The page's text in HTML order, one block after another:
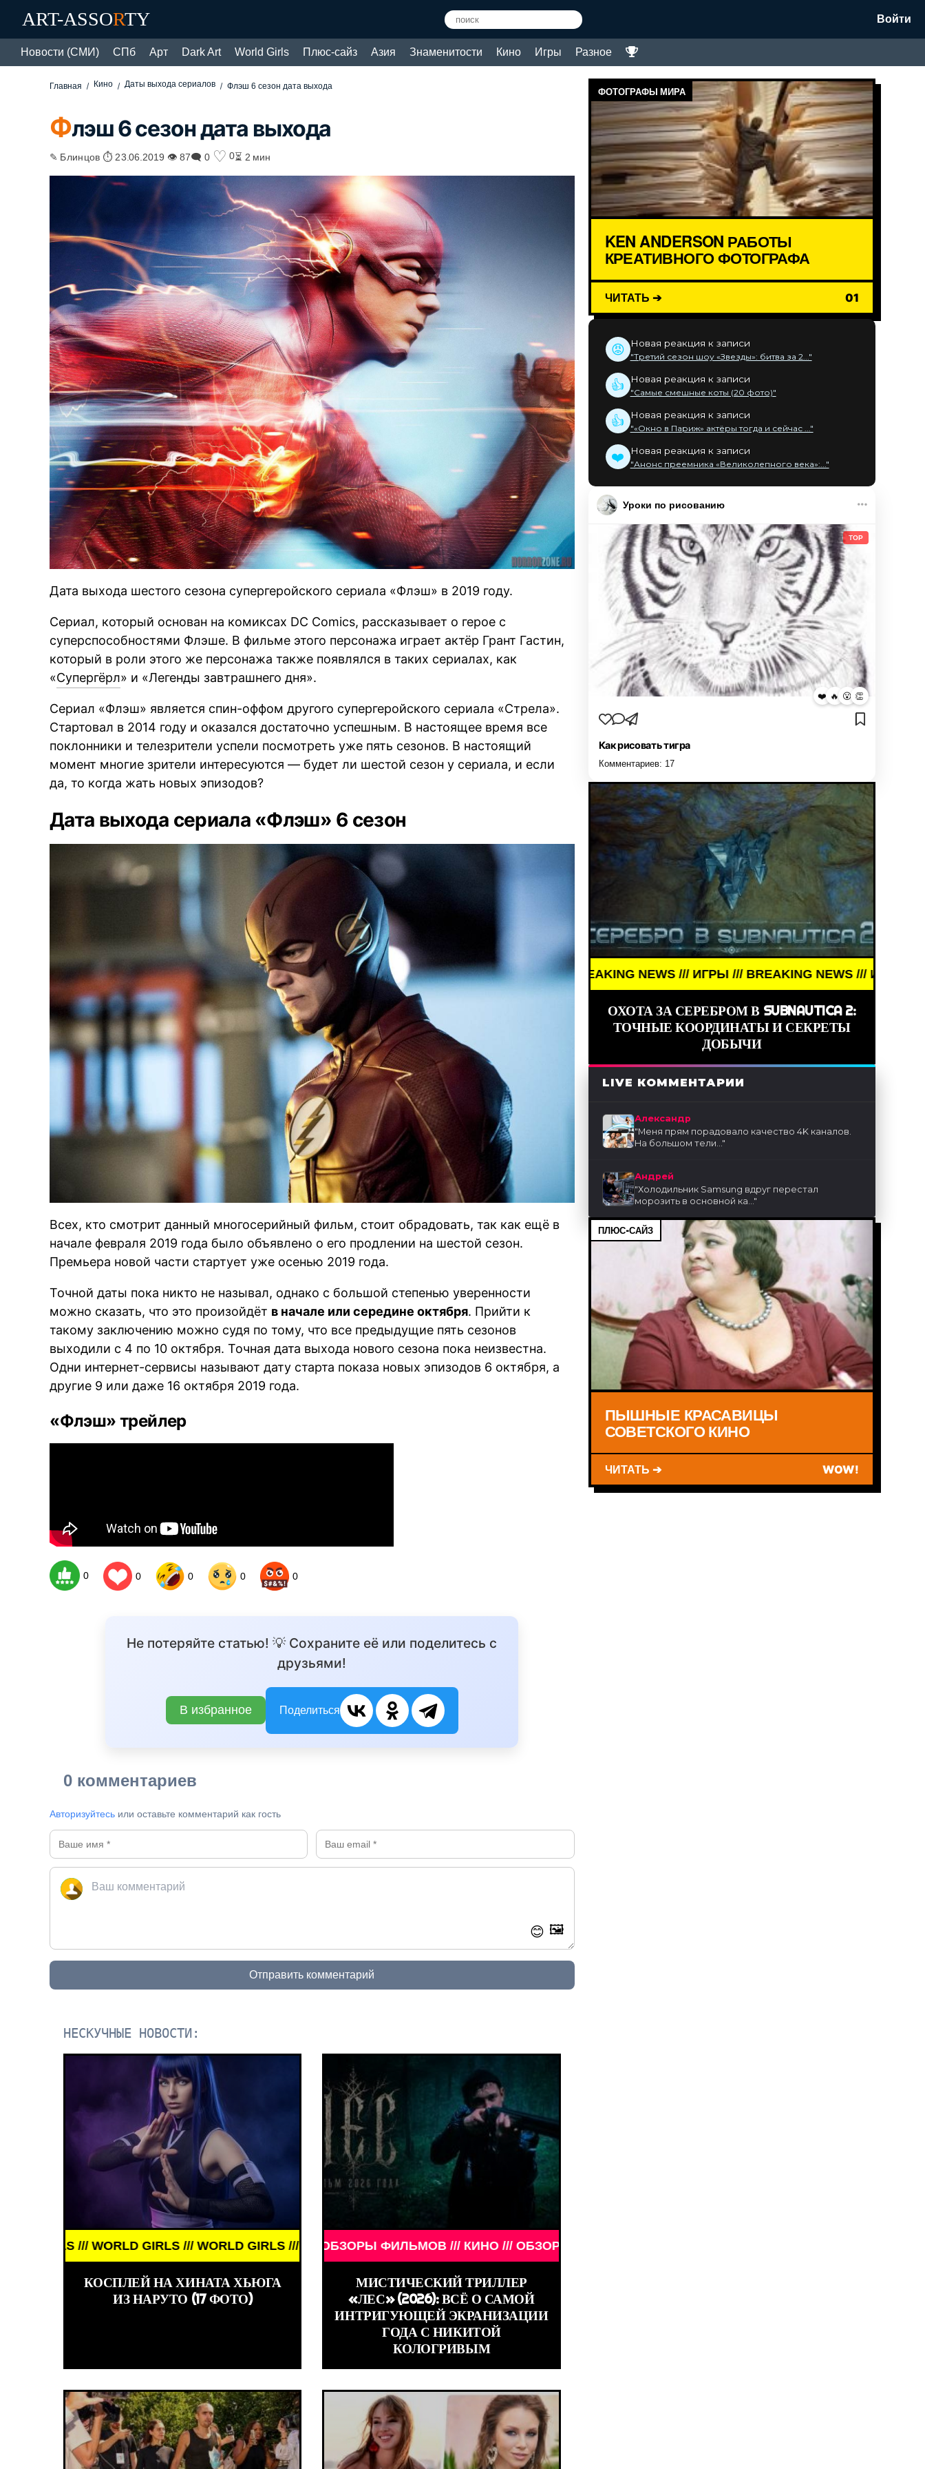
ART-ASSORTY Войти
Новости (СМИ) СПб Арт Dark Art World Girls Плюс-сайз Азия Знаменитости Кино Игры Разное
Главная Кино Даты выхода сериалов Флэш 6 сезон дата выхода
Флэш 6 сезон дата выхода
✎ Блинцов ⏱ 23.06.2019 👁 87🗨 0 ♡ 0⏳ 2 мин
Дата выхода шестого сезона супергеройского сериала «Флэш» в 2019 году.
Сериал, который основан на комиксах DC Comics, рассказывает о герое с
суперспособностями Флэше. В фильме этого персонажа играет актёр Грант Гастин,
который в роли этого же персонажа также появлялся в таких сериалах, как
«Супергёрл» и «Легенды завтрашнего дня».
Сериал «Флэш» является спин-оффом другого супергеройского сериала «Стрела».
Стартовал в 2014 году и оказался достаточно успешным. В настоящее время все
поклонники и телезрители успели посмотреть уже пять сезонов. В настоящий
момент многие зрители интересуются — будет ли шестой сезон у сериала, и если
да, то когда жать новых эпизодов?
Дата выхода сериала «Флэш» 6 сезон
Всех, кто смотрит данный многосерийный фильм, стоит обрадовать, так как ещё в
начале февраля 2019 года было объявлено о его продлении на шестой сезон.
Премьера новой части стартует уже осенью 2019 года.
Точной даты пока никто не называл, однако с большой степенью уверенности
можно сказать, что это произойдёт в начале или середине октября. Прийти к
такому заключению можно судя по тому, что все предыдущие пять сезонов
выходили с 4 по 10 октября. Точная дата выхода нового сезона пока неизвестна.
Одни интернет-сервисы называют дату старта показа новых эпизодов 6 октября, а
другие 9 или даже 16 октября 2019 года.
«Флэш» трейлер
0 0 0 0 0
Не потеряйте статью! 💡 Сохраните её или поделитесь с
друзьями!
В избранное Поделиться
0 комментариев
Авторизуйтесь или оставьте комментарий как гость
😊 🖼️
Отправить комментарий
НЕСКУЧНЫЕ НОВОСТИ:
WORLD GIRLS /// WORLD GIRLS /// WORLD GIRLS ///
КОСПЛЕЙ НА ХИНАТА ХЬЮГА
ИЗ НАРУТО (17 ФОТО)
ОБЗОРЫ ФИЛЬМОВ /// КИНО /// ОБЗОРЫ ФИЛЬМОВ /// КИНО /// ОБЗОРЫ ФИЛЬМОВ /// КИНО /// ОБЗОРЫ ФИЛЬМОВ ///
МИСТИЧЕСКИЙ ТРИЛЛЕР
«ЛЕС» (2026): ВСЁ О САМОЙ
ИНТРИГУЮЩЕЙ ЭКРАНИЗАЦИИ
ГОДА С НИКИТОЙ
КОЛОГРИВЫМ
ФОТОГРАФЫ МИРА
KEN ANDERSON РАБОТЫ
КРЕАТИВНОГО ФОТОГРАФА
ЧИТАТЬ ➔ 01
😡 Новая реакция к записи
"Третий сезон шоу «Звезды»: битва за 2..."
👍 Новая реакция к записи
"Самые смешные коты (20 фото)"
👍 Новая реакция к записи
"«Окно в Париж» актёры тогда и сейчас ..."
❤️ Новая реакция к записи
"Анонс преемника «Великолепного века»:..."
Уроки по рисованию
TOP
❤️ 🔥 😮 👏
Как рисовать тигра
Комментариев: 17
BREAKING NEWS /// ИГРЫ /// BREAKING NEWS /// ИГРЫ ///
ОХОТА ЗА СЕРЕБРОМ В SUBNAUTICA 2:
ТОЧНЫЕ КООРДИНАТЫ И СЕКРЕТЫ
ДОБЫЧИ
LIVE КОММЕНТАРИИ
Александр
"Меня прям порадовало качество 4K каналов.
На большом тели..."
Андрей
"Холодильник Samsung вдруг перестал
морозить в основной ка..."
ПЛЮС-САЙЗ
ПЫШНЫЕ КРАСАВИЦЫ
СОВЕТСКОГО КИНО
ЧИТАТЬ ➔ WOW!